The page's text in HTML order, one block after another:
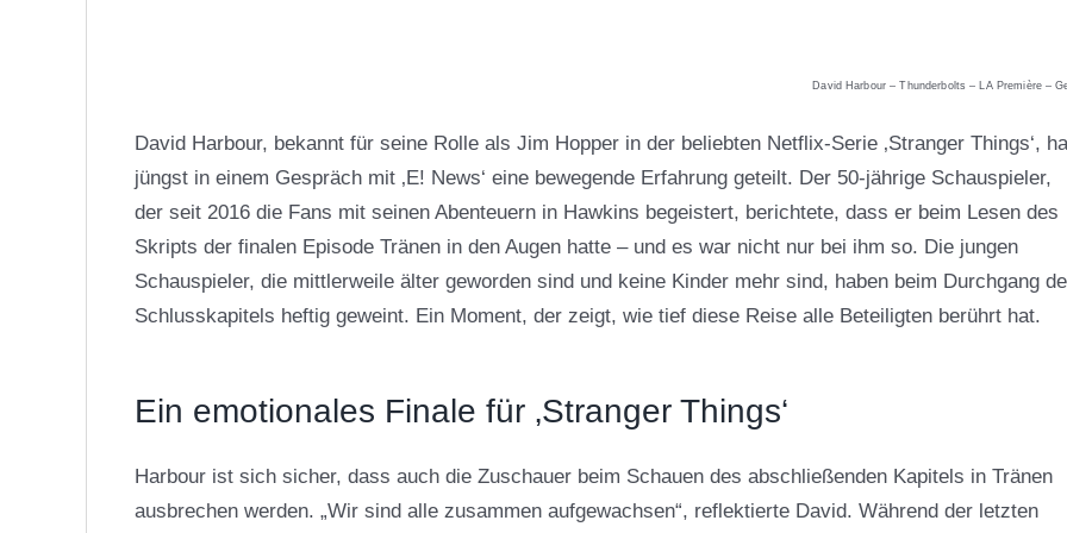
David Harbour – Thunderbolts – LA Première –
David Harbour, bekannt für seine Rolle als Jim Hopper in der beliebten Netflix-Serie ‚Stranger Things‘,
jüngst in einem Gespräch mit ‚E! News‘ eine bewegende Erfahrung geteilt. Der 50-jährige Schauspieler,
der seit 2016 die Fans mit seinen Abenteuern in Hawkins begeistert, berichtete, dass er beim Lesen des
Skripts der finalen Episode Tränen in den Augen hatte – und es war nicht nur bei ihm so. Die jungen
Schauspieler, die mittlerweile älter geworden sind und keine Kinder mehr sind, haben beim Durchgang
Schlusskapitels heftig geweint. Ein Moment, der zeigt, wie tief diese Reise alle Beteiligten berührt hat.
Ein emotionales Finale für ‚Stranger Things‘
Harbour ist sich sicher, dass auch die Zuschauer beim Schauen des abschließenden Kapitels in Tränen
ausbrechen werden. „Wir sind alle zusammen aufgewachsen“, reflektierte David. Während der letzten